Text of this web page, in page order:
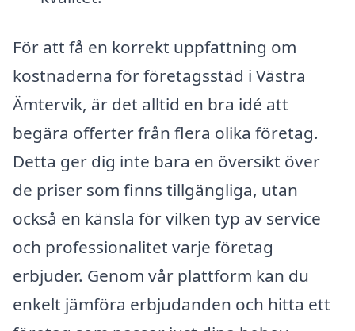
För att få en korrekt uppfattning om
kostnaderna för företagsstäd i Västra
Ämtervik, är det alltid en bra idé att
begära offerter från flera olika företag.
Detta ger dig inte bara en översikt över
de priser som finns tillgängliga, utan
också en känsla för vilken typ av service
och professionalitet varje företag
erbjuder. Genom vår plattform kan du
enkelt jämföra erbjudanden och hitta ett